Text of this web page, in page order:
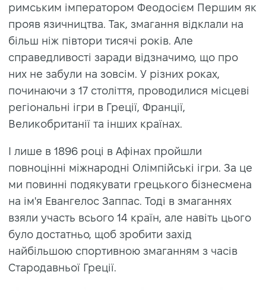
римським імператором Феодосієм Першим як
прояв язичництва. Так, змагання відклали на
більш ніж півтори тисячі років. Але
справедливості заради відзначимо, що про
них не забули на зовсім. У різних роках,
починаючи з 17 століття, проводилися місцеві
регіональні ігри в Греції, Франції,
Великобританії та інших країнах.
І лише в 1896 році в Афінах пройшли
повноцінні міжнародні Олімпійські ігри. За це
ми повинні подякувати грецького бізнесмена
на ім'я Евангелос Заппас. Тоді в змаганнях
взяли участь всього 14 країн, але навіть цього
було достатньо, щоб зробити захід
найбільшою спортивною змаганням з часів
Стародавньої Греції.